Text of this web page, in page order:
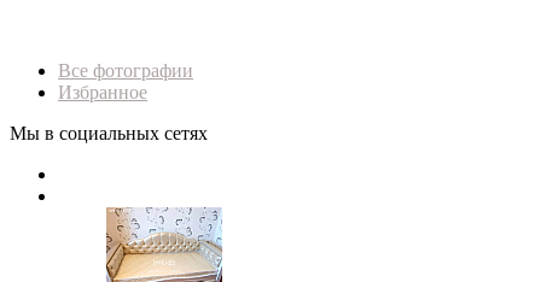
Все фотографии
Избранное
Мы в социальных сетях